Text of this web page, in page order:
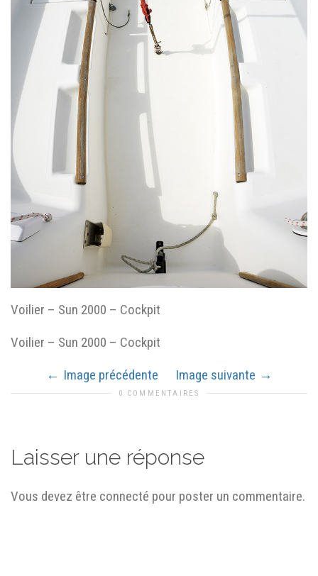
Voilier – Sun 2000 – Cockpit
Voilier – Sun 2000 – Cockpit
Image précédente Image suivante
0 COMMENTAIRES
Laisser une réponse
Vous devez être connecté pour poster un commentaire.